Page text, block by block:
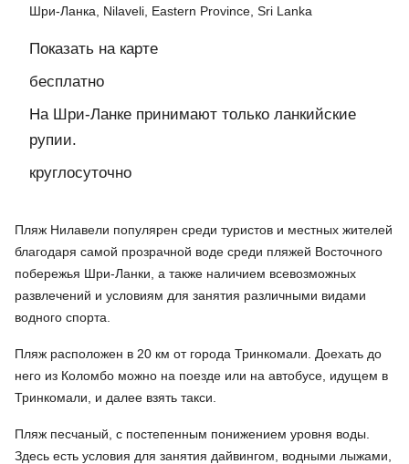
Шри-Ланка, Nilaveli, Eastern Province, Sri Lanka
Показать на карте
бесплатно
На Шри-Ланке принимают только ланкийские
рупии.
круглосуточно
Пляж Нилавели популярен среди туристов и местных жителей
благодаря самой прозрачной воде среди пляжей Восточного
побережья Шри-Ланки, а также наличием всевозможных
развлечений и условиям для занятия различными видами
водного спорта.
Пляж расположен в 20 км от города Тринкомали. Доехать до
него из Коломбо можно на поезде или на автобусе, идущем в
Тринкомали, и далее взять такси.
Пляж песчаный, с постепенным понижением уровня воды.
Здесь есть условия для занятия дайвингом, водными лыжами,